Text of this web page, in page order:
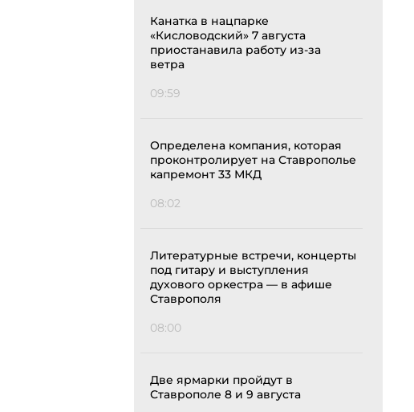
Канатка в нацпарке
«Кисловодский» 7 августа
приостанавила работу из-за
ветра
09:59
Определена компания, которая
проконтролирует на Ставрополье
капремонт 33 МКД
08:02
Литературные встречи, концерты
под гитару и выступления
духового оркестра — в афише
Ставрополя
08:00
Две ярмарки пройдут в
Ставрополе 8 и 9 августа